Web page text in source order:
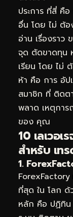
ประการ ที่สี่ คื
อื่น โดย ไม่ ต้
อ่าน เรื่องราว
จุด ตัดขาดทุน
เรียน โดย ไม่
ห้า คือ การ อัป
สมาชิก ที่ ติดต
พลาด เหตุกา
ของ คุณ
10 เลเวอ
สำหรับ เท
1.
ForexFactory
ที่สุด ใน โลก
หลัก คือ ปฏิทิน